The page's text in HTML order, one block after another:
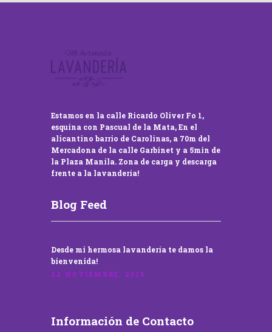
Estamos en la calle Ricardo Oliver Fo 1,
esquina con Pascual de la Mata, En el
alicantino barrio de Carolinas, a 70m del
Mercadona de la calle Garbinet y a 5min de
la Plaza Manila. Zona de carga y descarga
frente a la lavandería!
Blog Feed
Desde mi hermosa lavandería te damos la
bienvenida!
22 NOVIEMBRE, 2016
Información de Contacto